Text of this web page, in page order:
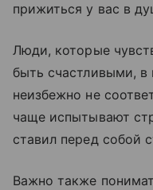
прижиться у вас в
Люди, которые
быть счастливыми,
неизбежно не
чаще испытывают
ставил перед собой
Важно также